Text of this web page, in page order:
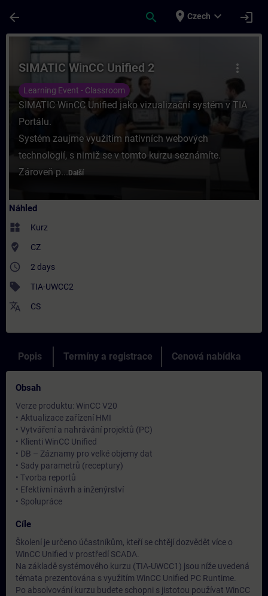
arrow_back search place Czech expand_more login
Kurz - SIMATIC WinCC Unified 2 -
more_vert
SIMATIC WinCC Unified 2
Learning Event - Classroom
SIMATIC WinCC Unified jako vizualizační systém v TIA
Portálu.
Systém zaujme využitím nativních webových
technologií, s nimiž se v tomto kurzu seznámíte.
Zároveň p... Další
Náhled
widgets Kurz
where_to_vote CZ
access_time 2 days
sell TIA-UWCC2
translate CS
Popis Termíny a registrace Cenová nabídka
Obsah
Verze produktu: WinCC V20
• Aktualizace zařízení HMI
• Vytváření a nahrávání projektů (PC)
• Klienti WinCC Unified
• DB – Záznamy pro velké objemy dat
• Sady parametrů (receptury)
• Tvorba reportů
• Efektivní návrh a inženýrství
• Spolupráce
Cíle
Školení je určeno účastníkům, kteří se chtějí dozvědět více o
WinCC Unified v prostředí SCADA.
Na základě systémového kurzu (TIA-UWCC1) jsou níže uvedená
témata prezentována s využitím WinCC Unified PC Runtime.
Po absolvování kurzu budete schopni s jistotou používat WinCC